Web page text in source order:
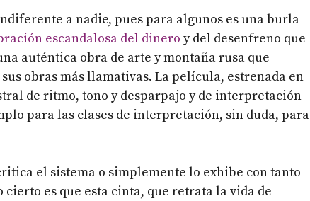
a nadie, pues para algunos es una burla
escandalosa del dinero y del desenfreno que
auténtica obra de arte y montaña rusa que
obras más llamativas. La película, estrenada en
de ritmo, tono y desparpajo y de interpretación
para las clases de interpretación, sin duda, para
el sistema o simplemente lo exhibe con tanto
es que esta cinta, que retrata la vida de